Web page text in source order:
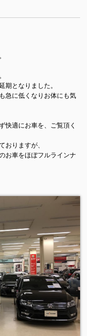
期となりました。
急に低くなりお体にも気
快適にお車を、ご覧頂く
おりますが、
お車をほぼフルラインナ